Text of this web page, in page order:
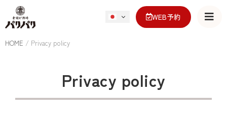
WEB予約
HOME / Privacy policy
Privacy policy